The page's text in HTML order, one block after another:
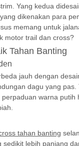
Yang kedua
dikenakan para
memang untuk
motor trail dan cross?
Tahan Banting
jauh dengan
dagu yang
warna
tahan banting
sedikit lebih panjang